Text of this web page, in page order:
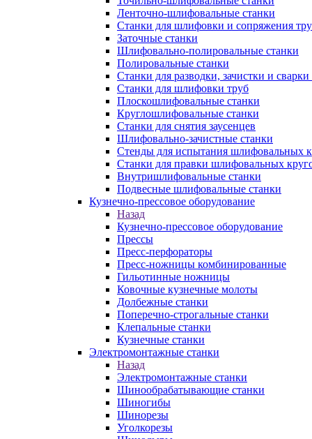
Ленточно-шлифовальные станки
Станки для шлифовки и сопряжения
Заточные станки
Шлифовально-полировальные станки
Полировальные станки
Станки для разводки, зачистки и сварки
Станки для шлифовки труб
Плоскошлифовальные станки
Круглошлифовальные станки
Станки для снятия заусенцев
Шлифовально-зачистные станки
Стенды для испытания шлифовальных
Станки для правки шлифовальных
Внутришлифовальные станки
Подвесные шлифовальные станки
Кузнечно-прессовое оборудование
Назад
Кузнечно-прессовое оборудование
Прессы
Пресс-перфораторы
Пресс-ножницы комбинированные
Гильотинные ножницы
Ковочные кузнечные молоты
Долбежные станки
Поперечно-строгальные станки
Клепальные станки
Кузнечные станки
Электромонтажные станки
Назад
Электромонтажные станки
Шинообрабатывающие станки
Шиногибы
Шинорезы
Уголкорезы